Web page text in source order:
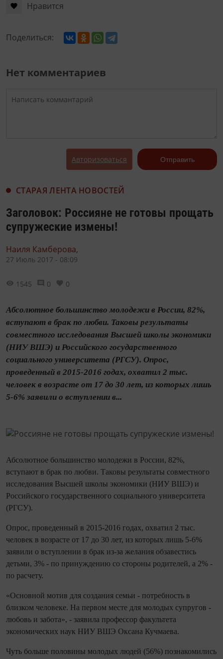
Нравится
Поделиться:
Нет комментариев
Авторизоваться Отправить
СТАРАЯ ЛЕНТА НОВОСТЕЙ
Заголовок: Россияне не готовы прощать
супружеские измены!
Наиля Камберова,
27 Июль 2017 - 08:09
1545 0 0
Абсолютное большинство молодежи в России, 82%,
вступают в брак по любви. Таковы результаты
совместного исследования Высшей школы экономики
(НИУ ВШЭ) и Российского государственного
социального университета (РГСУ). Опрос,
проведенный в 2015-2016 годах, охватил 2 тыс.
человек в возрасте от 17 до 30 лет, из которых лишь
5-6% заявили о вступлении в...
Абсолютное большинство молодежи в России, 82%,
вступают в брак по любви. Таковы результаты совместного
исследования Высшей школы экономики (НИУ ВШЭ) и
Российского государственного социального университета
(РГСУ).
Опрос, проведенный в 2015-2016 годах, охватил 2 тыс.
человек в возрасте от 17 до 30 лет, из которых лишь 5-6%
заявили о вступлении в брак из-за желания обзавестись
детьми, 3% - по принуждению со стороны родителей, а 2% -
по расчету.
«Основной мотив для создания семьи - потребность в
близком человеке. На первом месте для молодых супругов -
любовь и забота», - заявила профессор факультета
экономических наук НИУ ВШЭ Оксана Кучмаева.
Чуть больше половины молодых людей (56%) познакомились